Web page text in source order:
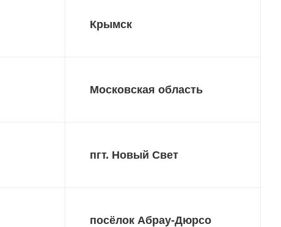
Крымск
Московская область
пгт. Новый Свет
посёлок Абрау‑Дюрсо